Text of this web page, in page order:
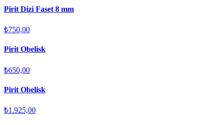
Pirit Dizi Faset 8 mm
₺750,00
Pirit Obelisk
₺650,00
Pirit Obelisk
₺1.925,00